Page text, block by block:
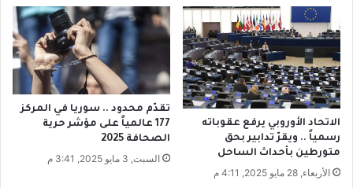
ي
ت
ر
ئ
ي
و
ا
ل
ق
ل
ب
.
.
م
ا
الاتحاد الأوروبي يرفع عقوباته
رسمياً .. ويقرّ تدابير بحق
متورطين بأحداث الساحل
الأربعاء, 28 مايو 2025, 4:11 م
تقدّم محدود .. سوريا في المركز
177 عالمياً على مؤشر حرية
الصحافة 2025
السبت, 3 مايو 2025, 3:41 م